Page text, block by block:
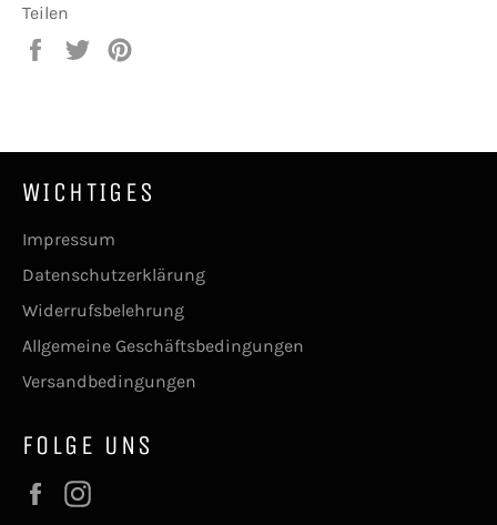
Teilen
Auf
Auf
WICHTIGES
Impressum
Datenschutzerklärung
Widerrufsbelehrung
Allgemeine Geschäftsbedingungen
Versandbedingungen
FOLGE UNS
Facebook